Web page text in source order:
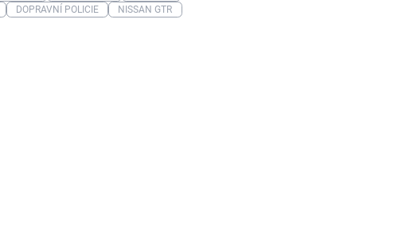
DOPRAVNÍ POLICIE NISSAN GTR